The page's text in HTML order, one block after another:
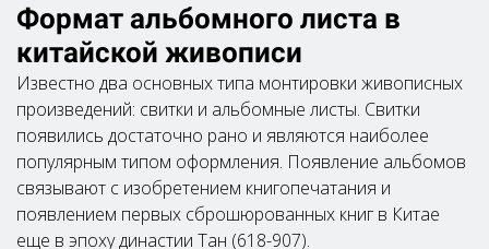
Формат альбомного листа в
китайской живописи
Известно два основных типа монтировки живописных
произведений: свитки и альбомные листы. Свитки
появились достаточно рано и являются наиболее
популярным типом оформления. Появление альбомов
связывают с изобретением книгопечатания и
появлением первых сброшюрованных книг в Китае
еще в эпоху династии Тан (618-907).